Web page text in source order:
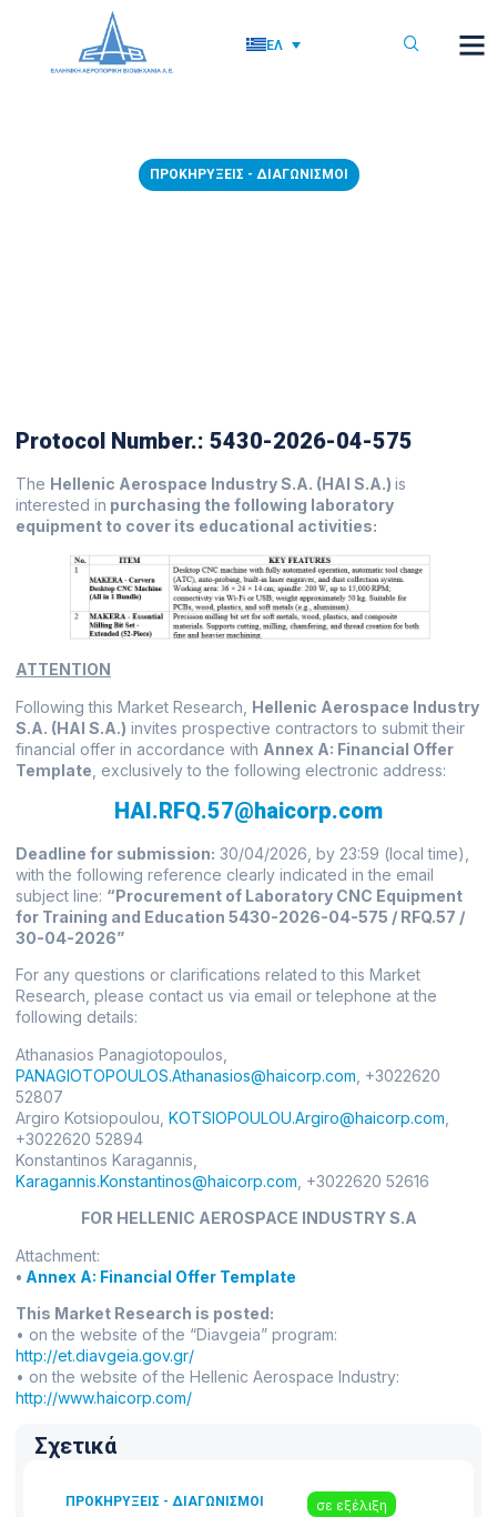
ΕΛ
ΠΡΟΚΗΡΎΞΕΙΣ - ΔΙΑΓΩΝΙΣΜΟΊ
Protocol Number.: 5430-2026-04-575
The Hellenic Aerospace Industry S.A. (HAI S.A.) is
interested in purchasing the following laboratory
equipment to cover its educational activities:
ΑΤΤΕΝΤΙΟΝ
Following this Market Research, Hellenic Aerospace Industry
S.A. (HAI S.A.) invites prospective contractors to submit their
financial offer in accordance with Annex A: Financial Offer
Template , exclusively to the following electronic address:
HAI.RFQ.57@haicorp.com
Deadline for submission: 30/04/2026, by 23:59 (local time),
with the following reference clearly indicated in the email
subject line: “Procurement of Laboratory CNC Equipment
for Training and Education 5430-2026-04-575 / RFQ.57 /
30-04-2026”
For any questions or clarifications related to this Market
Research, please contact us via email or telephone at the
following details:
Athanasios Panagiotopoulos,
PANAGIOTOPOULOS.Athanasios@haicorp.com , +3022620
52807
Argiro Kotsiopoulou, KOTSIOPOULOU.Argiro@haicorp.com
+3022620 52894
Konstantinos Karagannis,
Karagannis.Konstantinos@haicorp.com , +3022620 52616
FOR HELLENIC AEROSPACE INDUSTRY S.A
Attachment:
• Annex A: Financial Offer Template
This Market Research is posted:
• on the website of the “Diavgeia” program:
http://et.diavgeia.gov.gr/
• on the website of the Hellenic Aerospace Industry:
http://www.haicorp.com/
Σχετικά
ΠΡΟΚΗΡΎΞΕΙΣ - ΔΙΑΓΩΝΙΣΜΟΊ σε εξέλιξη